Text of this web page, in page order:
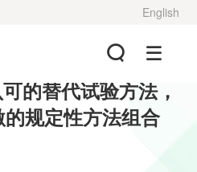
English
的替代试验方法，
规定性方法组合